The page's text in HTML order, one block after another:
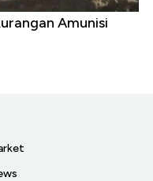
Amunisi